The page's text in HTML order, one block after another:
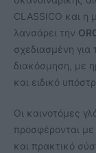
CLASSICO και η
λανσάρει την
σχεδιασμένη για
διακόσμηση, με
και ειδικό
Οι καινοτόμες
προσφέρονται
και πρακτικό